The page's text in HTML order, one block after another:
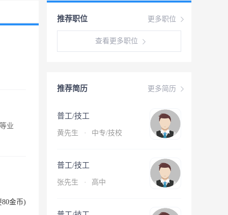
业
金币)
更多职位
推荐职位
查看更多职位
更多简历
推荐简历
普工/技工
黄先生 · 中专/技校
普工/技工
张先生 · 高中